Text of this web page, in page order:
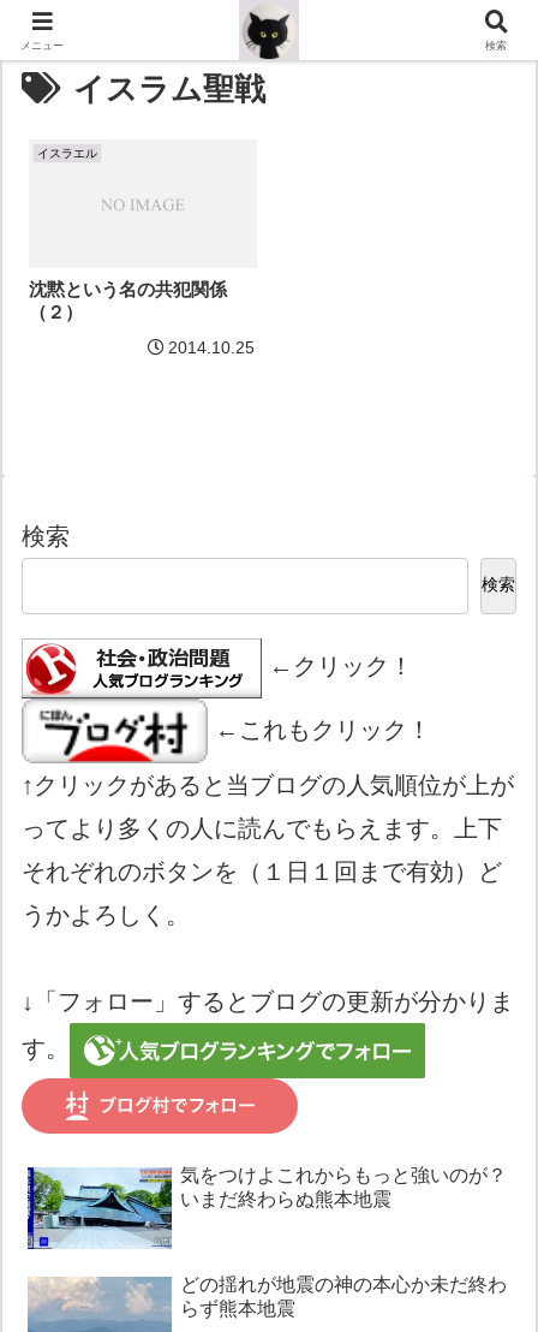
イスラム聖戦
イスラエル
沈黙という名の共犯関係
（２）
2014.10.25
検索
検索
←クリック！
←これもクリック！
↑クリックがあると当ブログの人気順位が上が
ってより多くの人に読んでもらえます。上下
それぞれのボタンを（１日１回まで有効）ど
うかよろしく。
↓「フォロー」するとブログの更新が分かりま
す。
気をつけよこれからもっと強いのが？
いまだ終わらぬ熊本地震
どの揺れが地震の神の本心か未だ終わ
らず熊本地震
メニュー 検索